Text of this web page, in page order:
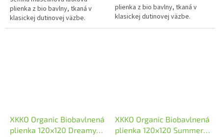
plienka z bio bavlny, tkaná v
klasickej dutinovej väzbe.
plienka z bio bavlny, tkaná v
klasickej dutinovej väzbe.
XKKO Organic Biobavlnená
plienka 120x120 Dreamy
XKKO Organic Biobavlnená
plienka 120x120 Summer